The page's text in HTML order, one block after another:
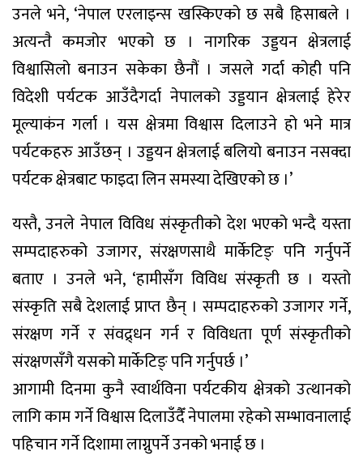
उनले भने, ‘नेपाल एरलाइन्स खस्किएको छ सबै हिसाबले ।
अत्यन्तै कमजोर भएको छ । नागरिक उड्डयन क्षेत्रलाई
विश्वासिलो बनाउन सकेका छैनौं । जसले गर्दा कोही पनि
विदेशी पर्यटक आउँदैगर्दा नेपालको उड्डयान क्षेत्रलाई हेरेर
मूल्याकंन गर्ला । यस क्षेत्रमा विश्वास दिलाउने हो भने मात्र
पर्यटकहरु आउँछन् । उड्डयन क्षेत्रलाई बलियो बनाउन नसक्दा
पर्यटक क्षेत्रबाट फाइदा लिन समस्या देखिएको छ ।’
यस्तै, उनले नेपाल विविध संस्कृतीको देश भएको भन्दै यस्ता
सम्पदाहरुको उजागर, संरक्षणसाथै मार्केटिङ् पनि गर्नुपर्ने
बताए । उनले भने, ‘हामीसँग विविध संस्कृती छ । यस्तो
संस्कृति सबै देशलाई प्राप्त छैन् । सम्पदाहरुको उजागर गर्ने,
संरक्षण गर्ने र संवद्र्धन गर्न र विविधता पूर्ण संस्कृतीको
संरक्षणसँगै यसको मार्केटिङ् पनि गर्नुपर्छ ।’
आगामी दिनमा कुनै स्वार्थविना पर्यटकीय क्षेत्रको उत्थानको
लागि काम गर्ने विश्वास दिलाउँदैँ नेपालमा रहेको सम्भावनालाई
पहिचान गर्ने दिशामा लाग्नुपर्ने उनको भनाई छ ।